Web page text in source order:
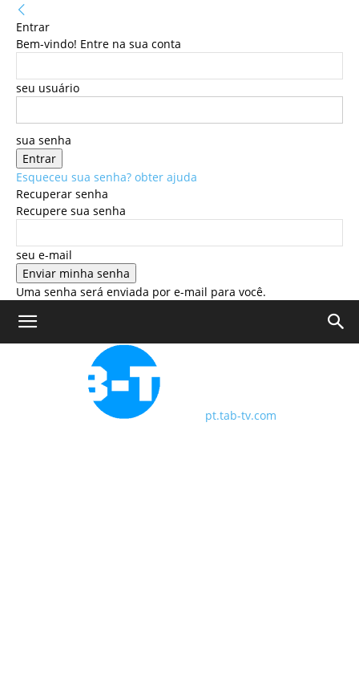
Entrar
Bem-vindo! Entre na sua conta
seu usuário
sua senha
Esqueceu sua senha? obter ajuda
Recuperar senha
Recupere sua senha
seu e-mail
Uma senha será enviada por e-mail para você.
pt.tab-tv.com